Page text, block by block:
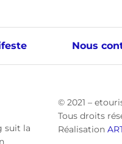
Nous
suit la
© 2021 –
Tous droits
Réalisation